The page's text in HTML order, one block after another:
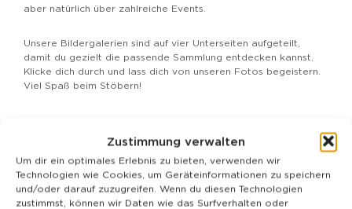
Zustimmung verwalten
Um dir ein optimales Erlebnis zu bieten, verwenden wir
Technologien wie Cookies, um Geräteinformationen zu speichern
und/oder darauf zuzugreifen. Wenn du diesen Technologien
zustimmst, können wir Daten wie das Surfverhalten oder
aber natürlich über zahlreiche Events.
Unsere Bildergalerien sind auf vier Unterseiten aufgeteilt,
damit du gezielt die passende Sammlung entdecken kannst.
Klicke dich durch und lass dich von unseren Fotos begeistern.
Viel Spaß beim Stöbern!